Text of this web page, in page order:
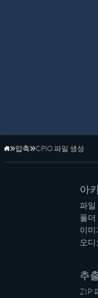
홈페이지
압축 CPIO 파일 생성
아
파일
폴더
이미
오
추
ZIP